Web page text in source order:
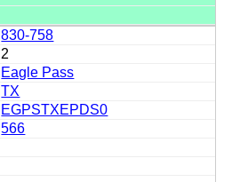
830-758
2
Eagle Pass
TX
EGPSTXEPDS0
566